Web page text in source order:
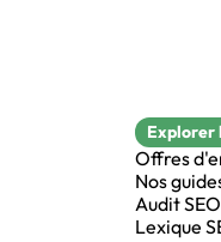
Explorer
Offres
Nos
Audit SEO
Lexique